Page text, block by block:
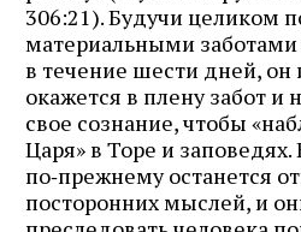
306:21). Будучи целиком
материальными
в течение шести дней, он
окажется в плену забот и
свое сознание, чтобы
Царя» в Торе и заповедях.
по‑прежнему останется
посторонних мыслей, и